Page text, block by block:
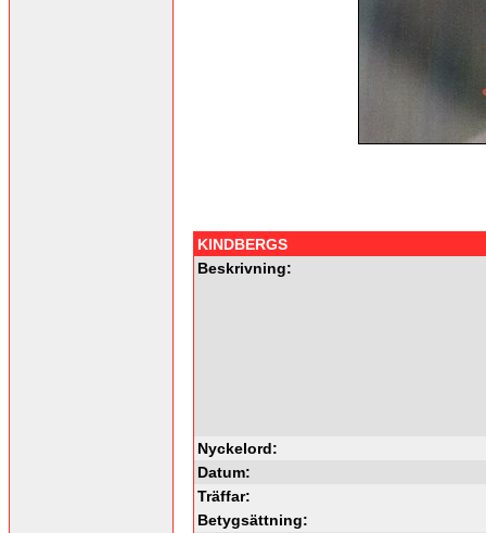
KINDBERGS
Beskrivning:
Nyckelord:
Datum:
Träffar:
Betygsättning: